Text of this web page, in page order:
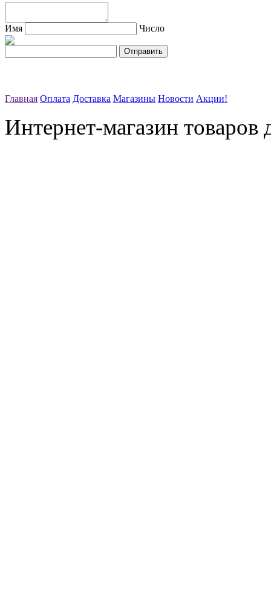
Имя Число
Главная Оплата Доставка Магазины Новости Акции!
Интернет-магазин